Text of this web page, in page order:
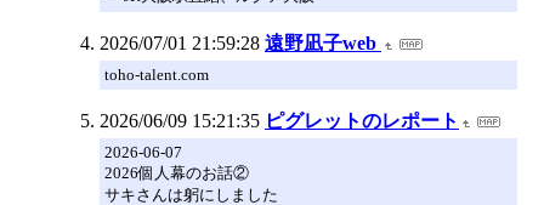
2026/07/01 21:59:28 遠野凪子web
toho-talent.com
2026/06/09 15:21:35 ピグレットのレポート
2026-06-07
2026個人幕のお話②
サキさんは躬にしました